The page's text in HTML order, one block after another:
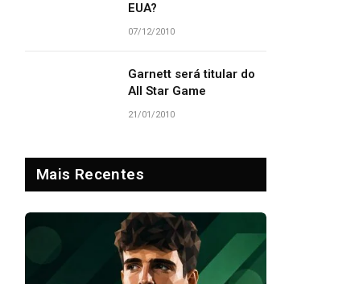
EUA?
07/12/2010
Garnett será titular do
All Star Game
21/01/2010
Mais Recentes